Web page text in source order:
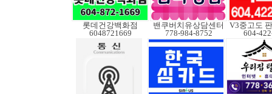
롯데건강백화점
6048721669
밴쿠버치유상담센터
778-984-8752
604-